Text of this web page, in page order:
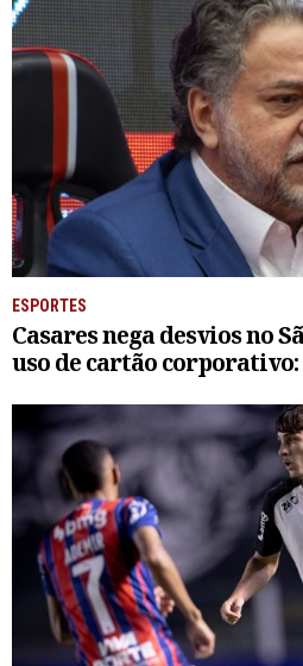
ESPORTES
Casares nega desvios no
uso de cartão